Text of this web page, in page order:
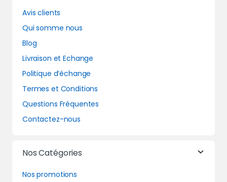
Avis clients
Qui somme nous
Blog
Livraison et Echange
Politique d’échange
Termes et Conditions
Questions Fréquentes
Contactez-nous
Nos Catégories
Nos promotions